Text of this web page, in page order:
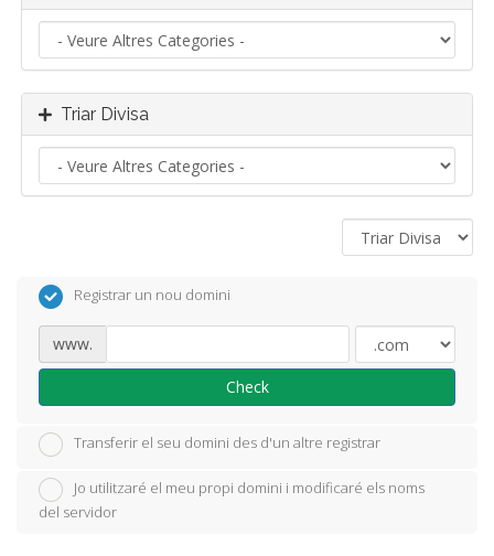
Triar Divisa
Registrar un nou domini
www.
Check
Transferir el seu domini des d'un altre registrar
Jo utilitzaré el meu propi domini i modificaré els noms
del servidor